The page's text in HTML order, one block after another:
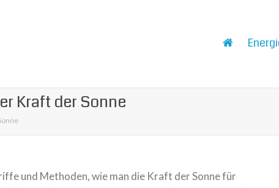
Kraft der Sonne
und Methoden, wie man die Kraft der Sonne für